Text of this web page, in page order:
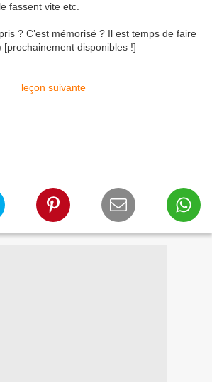
fassent vite etc.
? C’est mémorisé ? Il est temps de faire
disponibles !]
leçon suivante